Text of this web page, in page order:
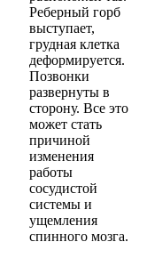
Реберный горб
выступает,
грудная клетка
деформируется.
Позвонки
развернуты в
сторону. Все это
может стать
причиной
изменения
работы
сосудистой
системы и
ущемления
спинного мозга.